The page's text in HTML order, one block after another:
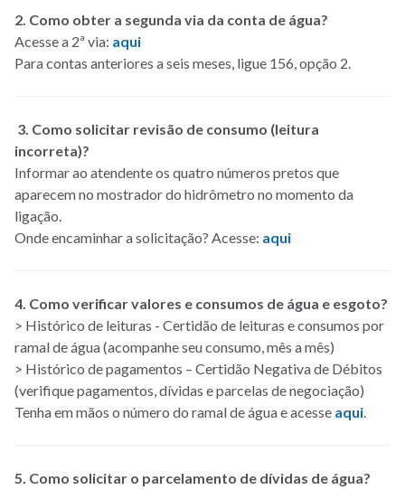
2. Como obter a segunda via da conta de água?
Acesse a 2ª via: aqui
Para contas anteriores a seis meses, ligue 156, opção 2.
3. Como solicitar revisão de consumo (leitura
incorreta)?
Informar ao atendente os quatro números pretos que
aparecem no mostrador do hidrômetro no momento da
ligação.
Onde encaminhar a solicitação? Acesse: aqui
4. Como verificar valores e consumos de água e esgoto?
> Histórico de leituras - Certidão de leituras e consumos por
ramal de água (acompanhe seu consumo, mês a mês)
> Histórico de pagamentos – Certidão Negativa de Débitos
(verifique pagamentos, dívidas e parcelas de negociação)
Tenha em mãos o número do ramal de água e acesse aqui.
5. Como solicitar o parcelamento de dívidas de água?